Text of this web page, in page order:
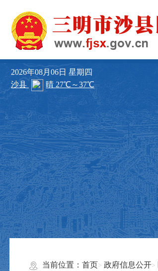
2026年08月06日 星期四
当前位置： 首页 政府信息公开